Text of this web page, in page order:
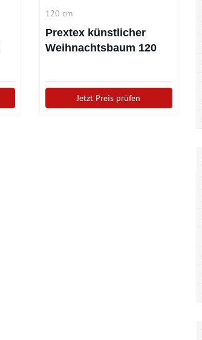
120 cm
Prextex künstlicher
Weihnachtsbaum 120
Jetzt Preis prüfen